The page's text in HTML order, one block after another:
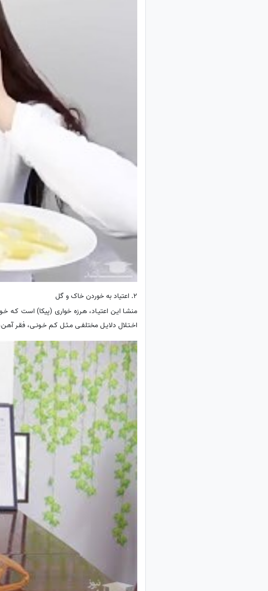
2. اعتیاد به خوردن خاک و گل
منشـا ایـن اعتیـاد، هـرزه خواری (پیکا) است
اخـتـلال دلایـل مختلفـی مـثـل کـم خـونـی، فقـر